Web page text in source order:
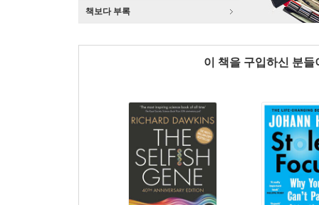
책보다 부록
이 책을 구입하신 분